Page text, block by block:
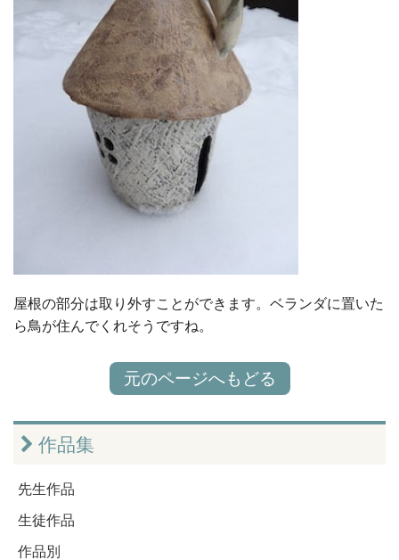
屋根の部分は取り外すことができます。ベランダに置いた
ら鳥が住んでくれそうですね。
元のページへもどる
作品集
先生作品
生徒作品
作品別